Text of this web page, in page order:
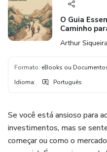
O Guia
Caminho
Arthur
Formato: eBooks ou
Idioma: Português
Se você está ansioso para
investimentos, mas se
começar ou como o